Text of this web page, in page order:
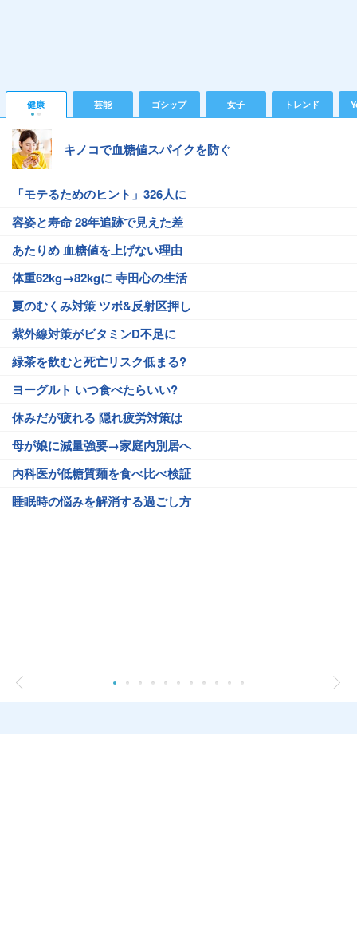
健康 芸能 ゴシップ 女子 トレンド
キノコで血糖値スパイクを防ぐ
「モテるためのヒント」326人に
容姿と寿命 28年追跡で見えた差
あたりめ 血糖値を上げない理由
体重62kg→82kgに 寺田心の生活
夏のむくみ対策 ツボ&反射区押し
紫外線対策がビタミンD不足に
緑茶を飲むと死亡リスク低まる?
ヨーグルト いつ食べたらいい?
休みだが疲れる 隠れ疲労対策は
母が娘に減量強要→家庭内別居へ
内科医が低糖質麺を食べ比べ検証
睡眠時の悩みを解消する過ごし方